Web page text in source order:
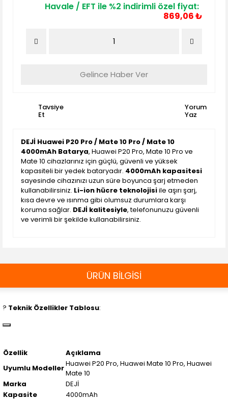
Havale / EFT ile %2 indirimli özel fiyat:
869,06 ₺
Gelince Haber Ver
Tavsiye
Et
Yorum
Yaz
DEJİ Huawei P20 Pro / Mate 10 Pro / Mate 10
4000mAh Batarya, Huawei P20 Pro, Mate 10 Pro ve
Mate 10 cihazlarınız için güçlü, güvenli ve yüksek
kapasiteli bir yedek bataryadır. 4000mAh kapasitesi
sayesinde cihazınızı uzun süre boyunca şarj etmeden
kullanabilirsiniz. Li-ion hücre teknolojisiile aşırı şarj,
kısa devre ve ısınma gibi olumsuz durumlara karşı
koruma sağlar. DEJİ kalitesiyle, telefonunuzu güvenli
ve verimli bir şekilde kullanabilirsiniz.
ÜRÜN BİLGİSİ
?️ Teknik Özellikler Tablosu:
Özellik
Açıklama
Uyumlu ModellerHuawei P20 Pro, Huawei Mate 10 Pro, Huawei
Mate 10
Marka
DEJİ
Kapasite
4000mAh